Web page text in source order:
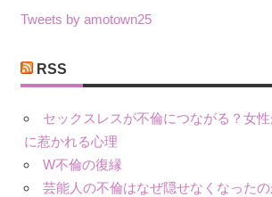
ゴ
ー
Tweets by amotown25
RSS
セックスレスが不倫につながる？女
に惹かれる心理
W不倫の復縁
芸能人の不倫はなぜ隠せなくなった